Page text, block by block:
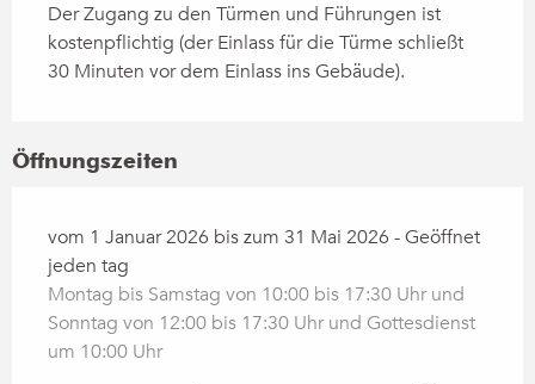
Der Zugang zu den Türmen und Führungen ist
kostenpflichtig (der Einlass für die Türme schließt
30 Minuten vor dem Einlass ins Gebäude).
Öffnungszeiten
vom 1 Januar 2026 bis zum 31 Mai 2026 - Geöffnet
jeden tag
Montag bis Samstag von 10:00 bis 17:30 Uhr und
Sonntag von 12:00 bis 17:30 Uhr und Gottesdienst
um 10:00 Uhr